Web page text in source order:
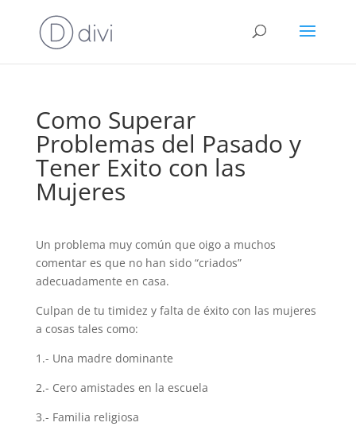
Como Superar
Problemas del Pasado y
Tener Exito con las
Mujeres
Un problema muy común que oigo a muchos
comentar es que no han sido “criados”
adecuadamente en casa.
Culpan de tu timidez y falta de éxito con las mujeres
a cosas tales como:
1.- Una madre dominante
2.- Cero amistades en la escuela
3.- Familia religiosa